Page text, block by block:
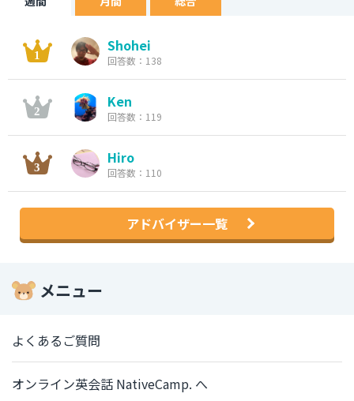
Shohei
回答数：138
Ken
回答数：119
Hiro
回答数：110
アドバイザー一覧
メニュー
よくあるご質問
オンライン英会話 NativeCamp. へ